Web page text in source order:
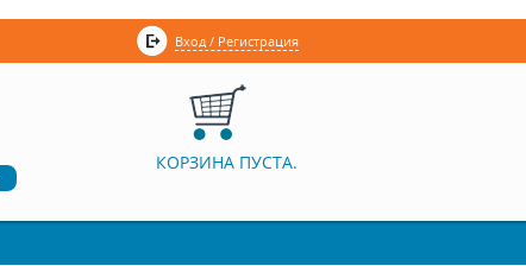
Вход / Регистрация
КОРЗИНА ПУСТА.